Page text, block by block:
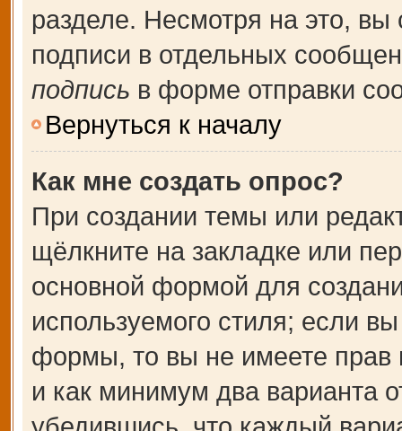
разделе. Несмотря на это,
подписи в отдельных
подпись в форме отправки
Вернуться к началу
Как мне создать опрос?
При создании темы или
щёлкните на закладке или
основной формой для
используемого стиля; если
формы, то вы не имеете прав
и как минимум два варианта